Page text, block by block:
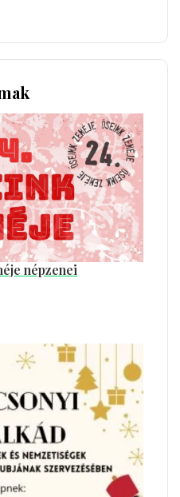
népzenei